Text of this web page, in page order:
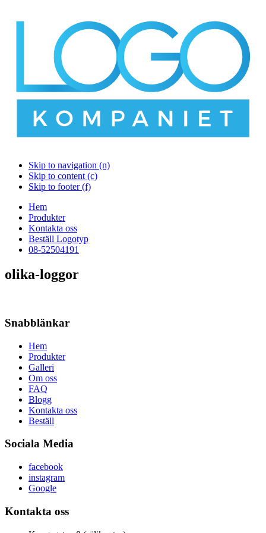
Skip to navigation (n)
Skip to content (c)
Skip to footer (f)
Hem
Produkter
Kontakta oss
Beställ Logotyp
08-52504191
olika-loggor
Snabblänkar
Hem
Produkter
Galleri
Om oss
FAQ
Blogg
Kontakta oss
Beställ
Sociala Media
facebook
instagram
Google
Kontakta oss